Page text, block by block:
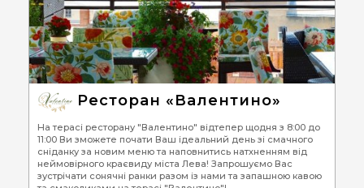
Ресторан «Валентино»
На терасі ресторану "Валентино" відтепер щодня з 8:00 до
11:00 Ви зможете почати Ваш ідеальний день зі смачного
сніданку за новим меню та наповнитись натхненням від
неймовірного краєвиду міста Лева! Запрошуємо Вас
зустрічати сонячні ранки разом із нами та запашною кавою